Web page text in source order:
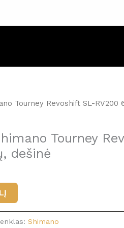
Tourney Revoshift SL-RV200
Tourney
dešinė
Shimano